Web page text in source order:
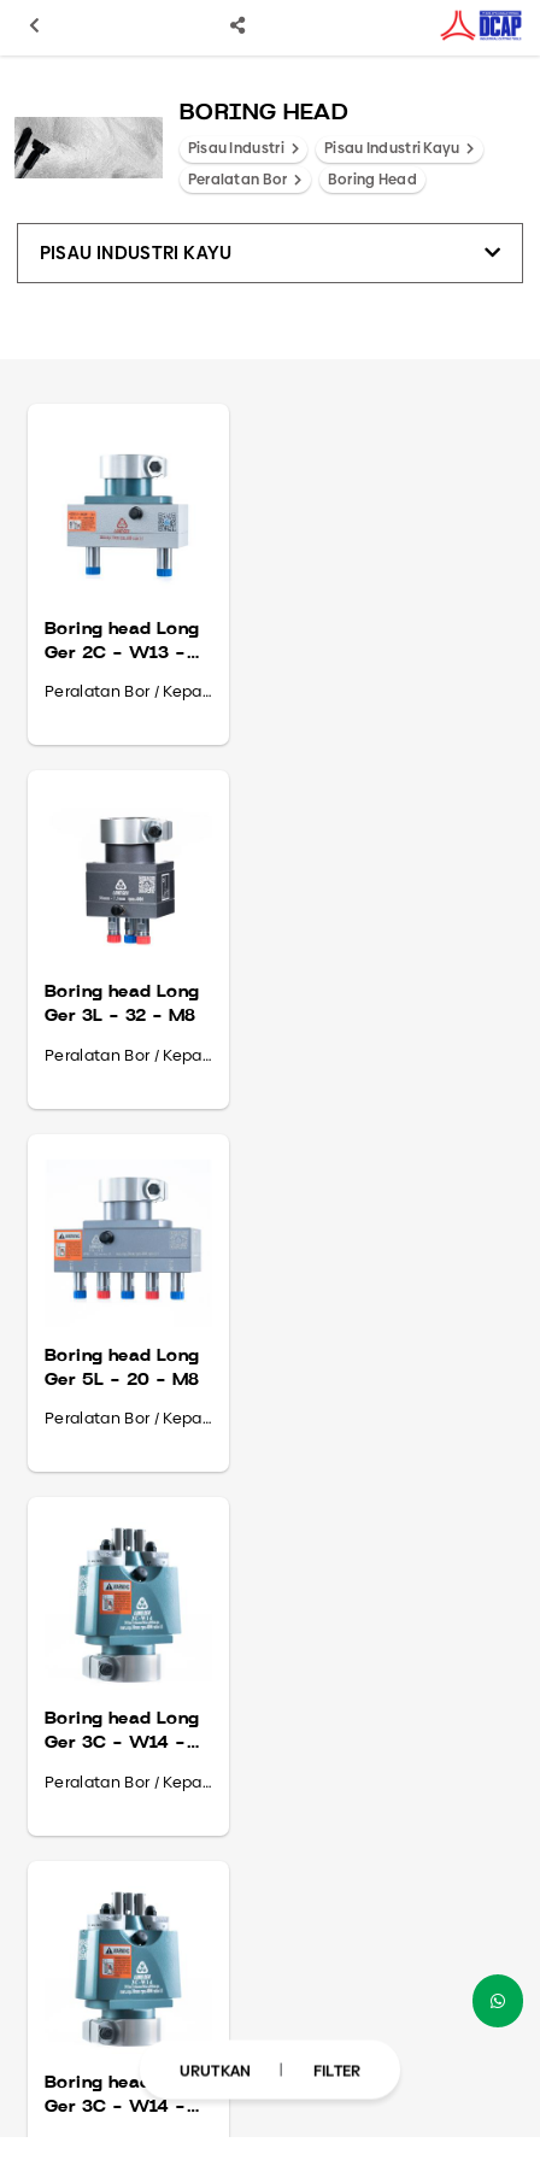
BORING HEAD
Pisau Industri
Pisau Industri Kayu
Peralatan Bor
Boring Head
PISAU INDUSTRI KAYU
Boring head Long
Ger 2C - W13 -
Peralatan Bor / Kepala Bor
Boring head Long
Ger 3L - 32 - M8
Peralatan Bor / Kepala Bor
Boring head Long
Ger 5L - 20 - M8
Peralatan Bor / Kepala Bor
Boring head Long
Ger 3C - W14 -
Peralatan Bor / Kepala Bor
Boring head Long
Ger 3C - W14 -
URUTKAN FILTER